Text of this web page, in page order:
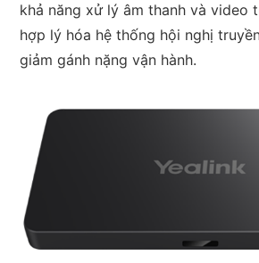
khả năng xử lý âm thanh và video
hợp lý hóa hệ thống hội nghị
giảm gánh nặng vận hành.